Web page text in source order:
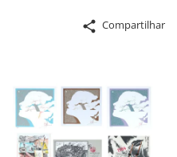
Compartilhar